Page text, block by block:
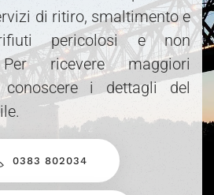
di ritiro, smaltimento e
pericolosi e non
ricevere maggiori
i dettagli del
0383 802034